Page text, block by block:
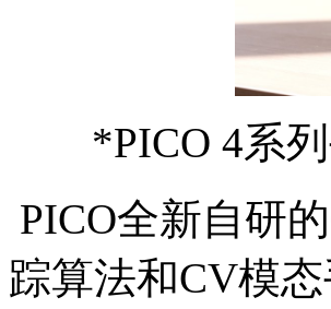
*PICO 4系
PICO全新自研
踪算法和CV模